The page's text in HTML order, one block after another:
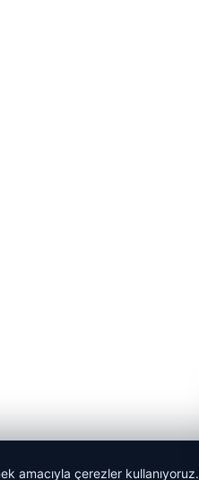
amacıyla çerezler kullanıyoruz.